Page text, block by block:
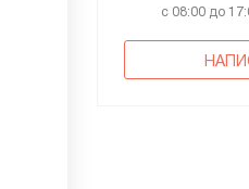
с 08:00 до